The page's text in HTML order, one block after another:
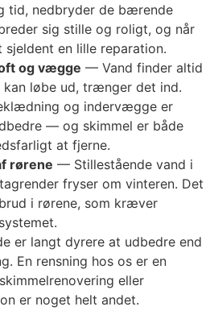
tid, nedbryder de bærende
sig stille og roligt, og når
en lille reparation.
og vægge — Vand finder altid
kan løbe ud, trænger det ind.
og indervægge er
— og skimmel er både
at fjerne.
rørene — Stillestående vand i
fryser om vinteren. Det
i rørene, som kræver
er langt dyrere at udbedre end
En rensning hos os er en
eller
er noget helt andet.